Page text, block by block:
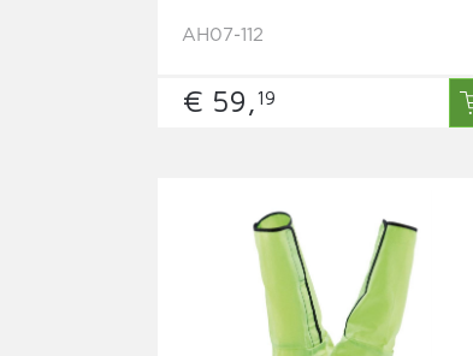
AH07-112
€ 59,19